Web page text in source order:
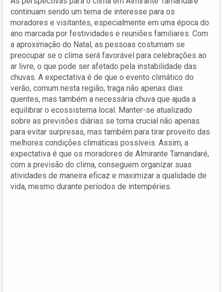
continuam sendo um tema de interesse para os
moradores e visitantes, especialmente em uma época do
ano marcada por festividades e reuniões familiares. Com
a aproximação do Natal, as pessoas costumam se
preocupar se o clima será favorável para celebrações ao
ar livre, o que pode ser afetado pela instabilidade das
chuvas. A expectativa é de que o evento climático do
verão, comum nesta região, traga não apenas dias
quentes, mas também a necessária chuva que ajuda a
equilibrar o ecossistema local. Manter-se atualizado
sobre as previsões diárias se torna crucial não apenas
para evitar surpresas, mas também para tirar proveito das
melhores condições climáticas possíveis. Assim, a
expectativa é que os moradores de Almirante Tamandaré,
com a previsão do clima, conseguem organizar suas
atividades de maneira eficaz e maximizar a qualidade de
vida, mesmo durante períodos de intempéries.